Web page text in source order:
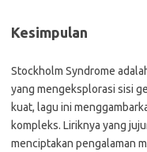
Kesimpulan
Stockholm Syndrome
yang mengeksplorasi sisi
kuat, lagu ini
kompleks. Liriknya yang
menciptakan pengalaman